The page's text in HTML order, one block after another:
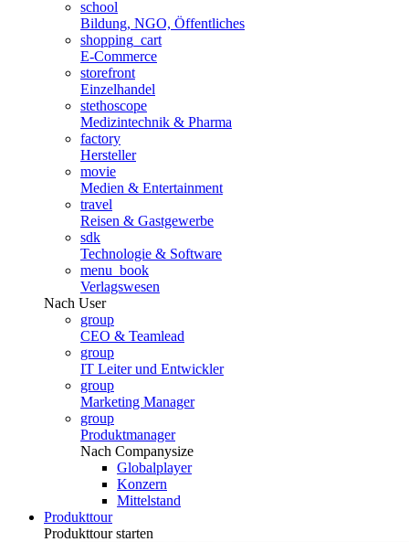
school
Bildung, NGO, Öffentliches
shopping_cart
E-Commerce
storefront
Einzelhandel
stethoscope
Medizintechnik & Pharma
factory
Hersteller
movie
Medien & Entertainment
travel
Reisen & Gastgewerbe
sdk
Technologie & Software
menu_book
Verlagswesen
Nach User
group
CEO & Teamlead
group
IT Leiter und Entwickler
group
Marketing Manager
group
Produktmanager
Nach Companysize
Globalplayer
Konzern
Mittelstand
Produkttour
Produkttour starten